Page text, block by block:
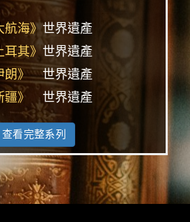
航海》世界遺產
耳其》世界遺產
朗》世界遺產
疆》 世界遺產
查看完整系列